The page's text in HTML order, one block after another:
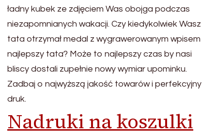
ładny kubek ze zdjęciem Was obojga podczas
niezapomnianych wakacji. Czy kiedykolwiek Wasz
tata otrzymał medal z wygrawerowanym wpisem
najlepszy tata? Może to najlepszy czas by nasi
bliscy dostali zupełnie nowy wymiar upominku.
Zadbaj o najwyższą jakość towarów i perfekcyjny
druk.
Nadruki na koszulki